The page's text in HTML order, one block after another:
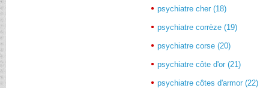
psychiatre cher (18)
psychiatre corrèze (19)
psychiatre corse (20)
psychiatre côte d'or (21)
psychiatre côtes d'armor (22)